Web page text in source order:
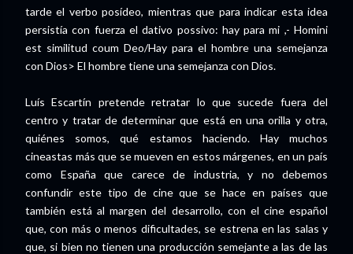
tarde el verbo posídeo, mientras que para indicar esta idea
persistía con fuerza el dativo possivo: hay para mi ,- Homini
est similitud coum Deo/Hay para el hombre una semejanza
con Dios> El hombre tiene una semejanza con Dios.
Luís Escartín pretende retratar lo que sucede fuera del
centro y tratar de determinar que está en una orilla y otra,
quiénes somos, qué estamos haciendo. Hay muchos
cineastas más que se mueven en estos márgenes, en un país
como España que carece de industria, y no debemos
confundir este tipo de cine que se hace en países que
también está al margen del desarrollo, con el cine español
que, con más o menos dificultades, se estrena en las salas y
que, si bien no tienen una producción semejante a las de las